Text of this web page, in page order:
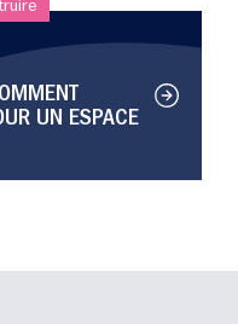
UN ESPACE